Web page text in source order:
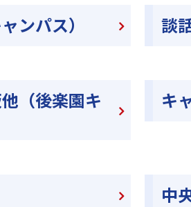
ンパス） 談
（後楽園キ
キ
中